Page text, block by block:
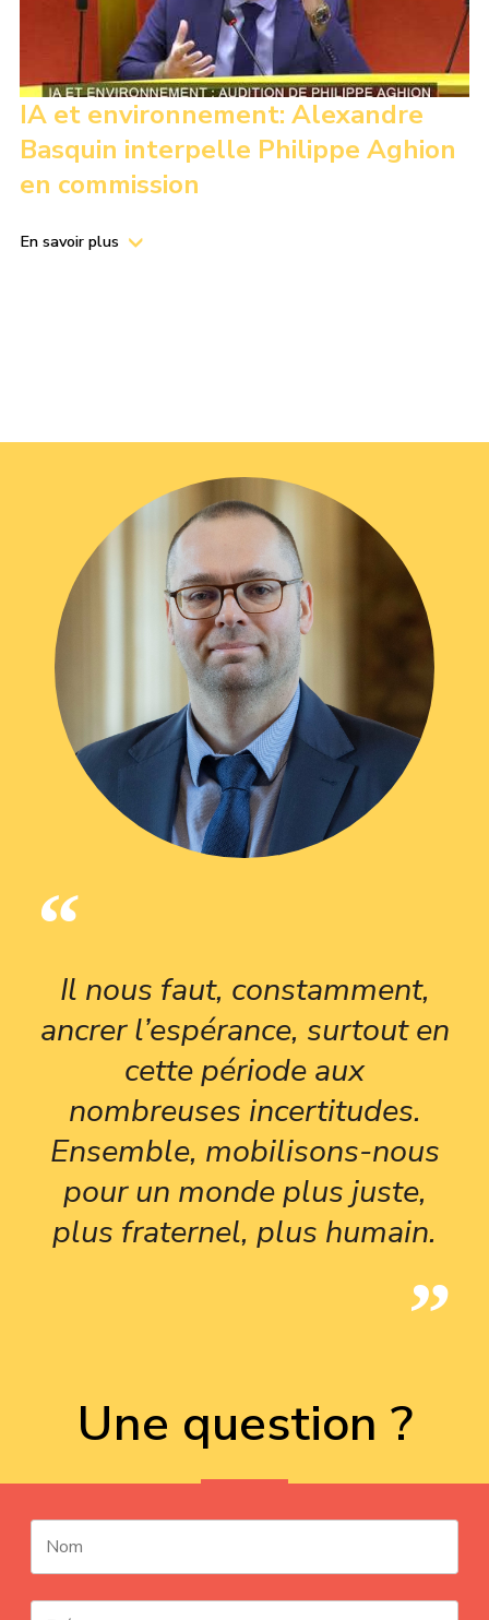
IA et environnement: Alexandre
Basquin interpelle Philippe Aghion
en commission
En savoir plus
Il nous faut, constamment,
ancrer l’espérance, surtout en
cette période aux
nombreuses incertitudes.
Ensemble, mobilisons-nous
pour un monde plus juste,
plus fraternel, plus humain.
Une question ?